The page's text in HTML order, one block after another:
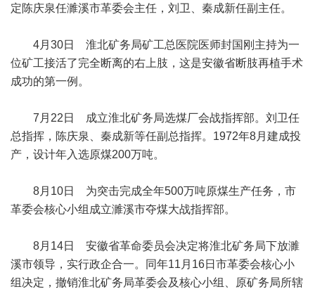
定陈庆泉任濉溪市革委会主任，刘卫、秦成新任副主任。
4月30日 淮北矿务局矿工总医院医师封国刚主持为一
位矿工接活了完全断离的右上肢，这是安徽省断肢再植手术
成功的第一例。
7月22日 成立淮北矿务局选煤厂会战指挥部。刘卫任
总指挥，陈庆泉、秦成新等任副总指挥。1972年8月建成投
产，设计年入选原煤200万吨。
8月10日 为突击完成全年500万吨原煤生产任务，市
革委会核心小组成立濉溪市夺煤大战指挥部。
8月14日 安徽省革命委员会决定将淮北矿务局下放濉
溪市领导，实行政企合一。同年11月16日市革委会核心小
组决定，撤销淮北矿务局革委会及核心小组、原矿务局所辖